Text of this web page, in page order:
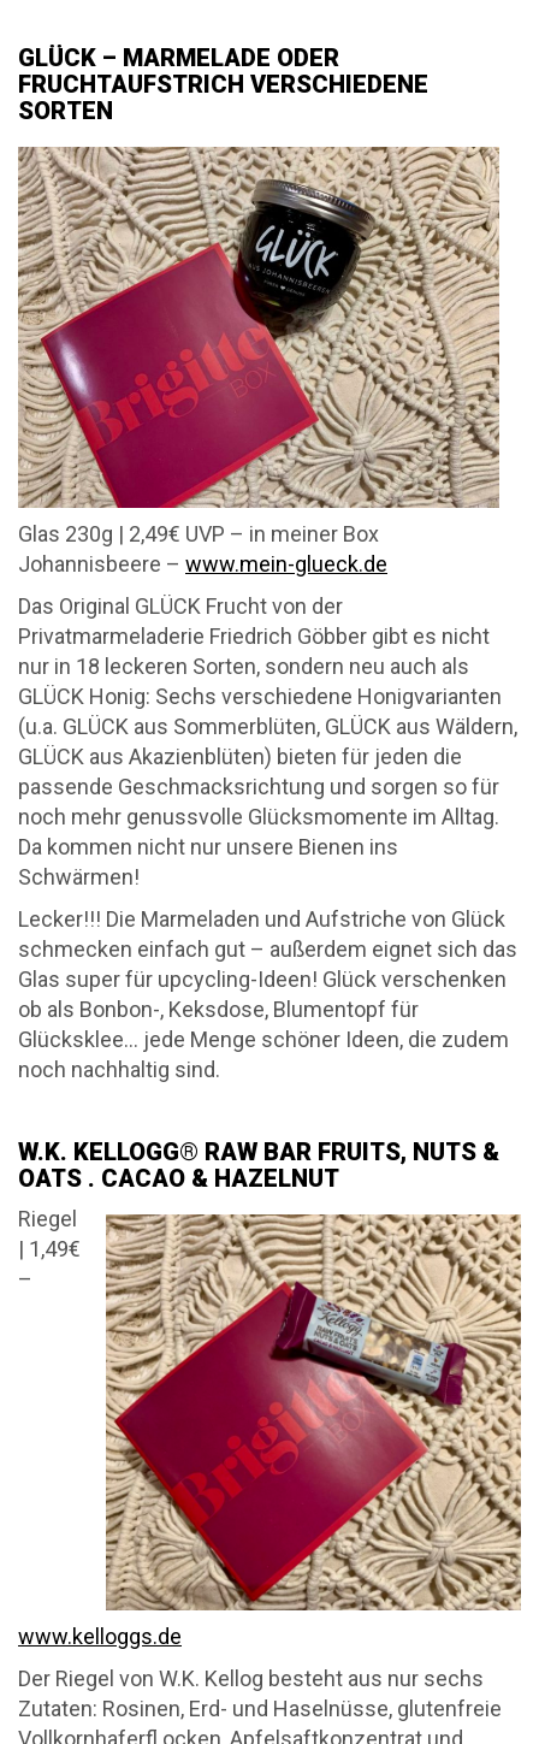
GLÜCK – MARMELADE ODER
FRUCHTAUFSTRICH VERSCHIEDENE
SORTEN
Glas 230g | 2,49€ UVP – in meiner Box
Johannisbeere – www.mein-glueck.de
Das Original GLÜCK Frucht von der
Privatmarmeladerie Friedrich Göbber gibt es nicht
nur in 18 leckeren Sorten, sondern neu auch als
GLÜCK Honig: Sechs verschiedene Honigvarianten
(u.a. GLÜCK aus Sommerblüten, GLÜCK aus Wäldern,
GLÜCK aus Akazienblüten) bieten für jeden die
passende Geschmacksrichtung und sorgen so für
noch mehr genussvolle Glücksmomente im Alltag.
Da kommen nicht nur unsere Bienen ins
Schwärmen!
Lecker!!! Die Marmeladen und Aufstriche von Glück
schmecken einfach gut – außerdem eignet sich das
Glas super für upcycling-Ideen! Glück verschenken
ob als Bonbon-, Keksdose, Blumentopf für
Glücksklee… jede Menge schöner Ideen, die zudem
noch nachhaltig sind.
W.K. KELLOGG® RAW BAR FRUITS, NUTS &
OATS . CACAO & HAZELNUT
Riegel
| 1,49€
–
www.kelloggs.de
Der Riegel von W.K. Kellog besteht aus nur sechs
Zutaten: Rosinen, Erd- und Haselnüsse, glutenfreie
Vollkornhaferfl ocken, Apfelsaftkonzentrat und